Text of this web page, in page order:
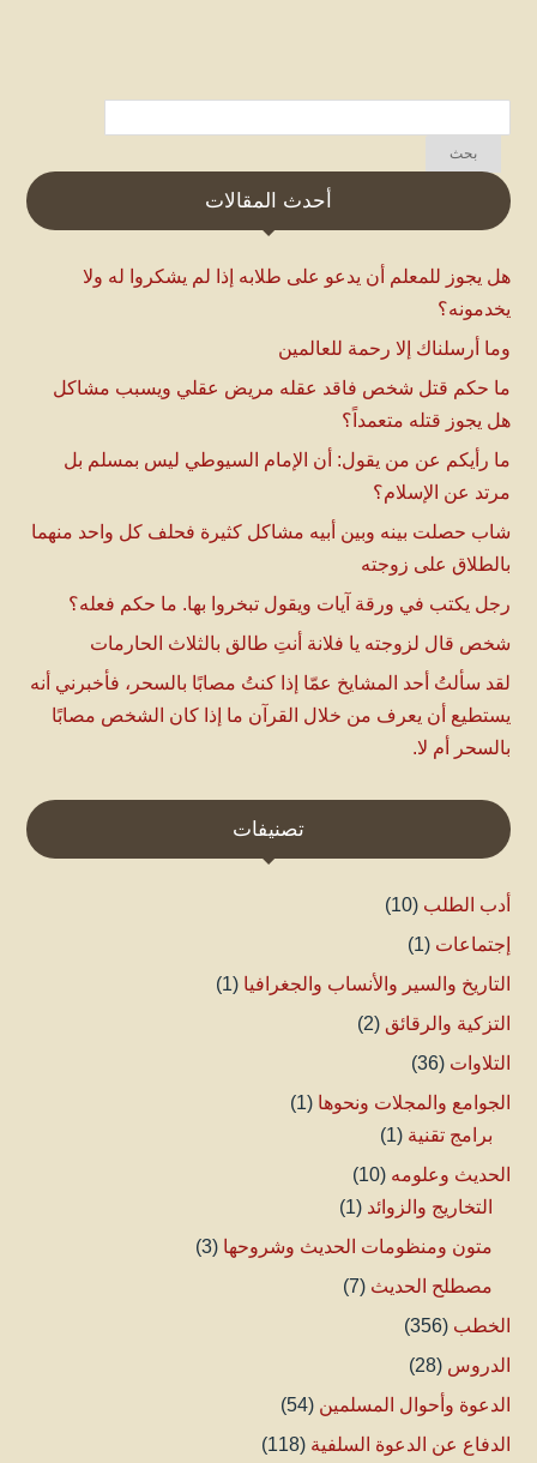
أحدث المقالات
هل يجوز للمعلم أن يدعو على طلابه إذا لم يشكروا له ولا
يخدمونه؟
وما أرسلناك إلا رحمة للعالمين
ما حكم قتل شخص فاقد عقله مريض عقلي ويسبب مشاكل
هل يجوز قتله متعمداً؟
ما رأيكم عن من يقول: أن الإمام السيوطي ليس بمسلم بل
مرتد عن الإسلام؟
شاب حصلت بينه وبين أبيه مشاكل كثيرة فحلف كل واحد منهما
بالطلاق على زوجته
رجل يكتب في ورقة آيات ويقول تبخروا بها. ما حكم فعله؟
شخص قال لزوجته يا فلانة أنتِ طالق بالثلاث الحارمات
لقد سألتُ أحد المشايخ عمّا إذا كنتُ مصابًا بالسحر، فأخبرني أنه
يستطيع أن يعرف من خلال القرآن ما إذا كان الشخص مصابًا
بالسحر أم لا.
تصنيفات
أدب الطلب (10)
إجتماعات (1)
التاريخ والسير والأنساب والجغرافيا (1)
التزكية والرقائق (2)
التلاوات (36)
الجوامع والمجلات ونحوها (1)
برامج تقنية (1)
الحديث وعلومه (10)
التخاريج والزوائد (1)
متون ومنظومات الحديث وشروحها (3)
مصطلح الحديث (7)
الخطب (356)
الدروس (28)
الدعوة وأحوال المسلمين (54)
الدفاع عن الدعوة السلفية (118)